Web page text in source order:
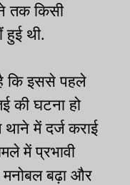
तक किसी
हुई थी.
कि इससे पहले
की घटना हो
में दर्ज कराई
में प्रभावी
मनोबल बढ़ा और